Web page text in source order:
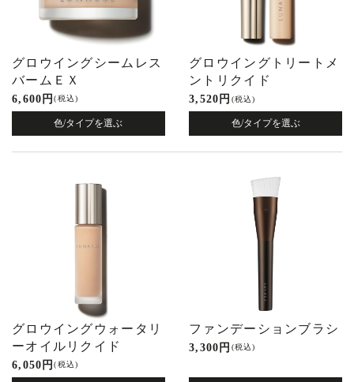
グロウイングシームレス
バームＥＸ
(税込)
6,600 円
色/タイプを選ぶ
グロウイングトリートメ
ントリクイド
(税込)
3,520 円
色/タイプを選ぶ
グロウイングウォータリ
ーオイルリクイド
(税込)
6,050 円
ファンデーションブラシ
(税込)
3,300 円